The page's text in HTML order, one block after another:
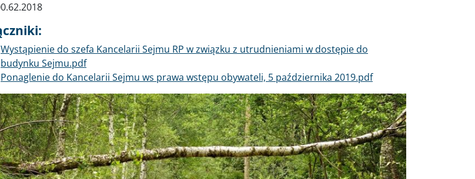
Dokument
Wystąpienie do szefa Kancelarii Sejmu RP w związku z utrudnieniami w dostępie do
budynku Sejmu.pdf
Dokument
Ponaglenie do Kancelarii Sejmu ws prawa wstępu obywateli, 5 października 2019.pdf